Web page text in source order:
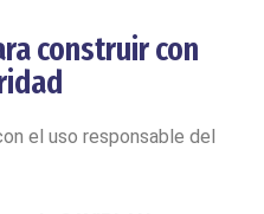
construir con
el uso responsable del